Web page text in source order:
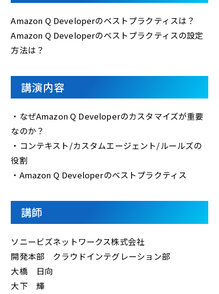
Amazon Q Developerのベストプラクティスは？
Amazon Q Developerのベストプラクティスの設定
方法は？
講演内容
・なぜAmazon Q Developerのカスタマイズが重要
なのか？
・コンテキスト/カスタムエージェント/ルールズの
役割
・Amazon Q Developerのベストプラクティス
講師
ソニービズネットワークス株式会社
開発本部 クラウドインテグレーション部
大橋 日向
大下 輝